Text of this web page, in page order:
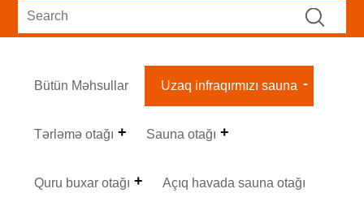
Bütün Məhsullar Uzaq infraqırmızı sauna
Tərləmə otağı Sauna otağı
Quru buxar otağı Açıq havada sauna otağı